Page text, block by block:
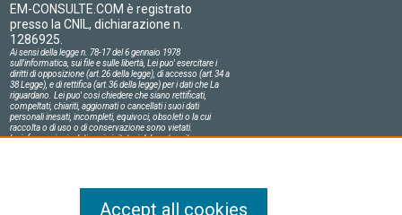
EM-CONSULTE.COM è registrato
presso la CNIL, dichiarazione n.
1286925.
Ai sensi della legge n. 78-17 del 6 gennaio 1978
sull'informatica, sui file e sulle libertà, Lei puo' esercitare i
diritti di opposizione (art.26 della legge), di accesso (art.34 a
38 Legge), e di rettifica (art.36 della legge) per i dati che La
riguardano. Lei puo' cosi chiedere che siano rettificati,
compeltati, chiariti, aggiornati o cancellati i suoi dati
personali inesati, incompleti, equivoci, obsoleti o la cui
raccolta o di uso o di conservazione sono vietati.
Le informazioni relative ai visitatori del nostro sito,
Accept all cookies